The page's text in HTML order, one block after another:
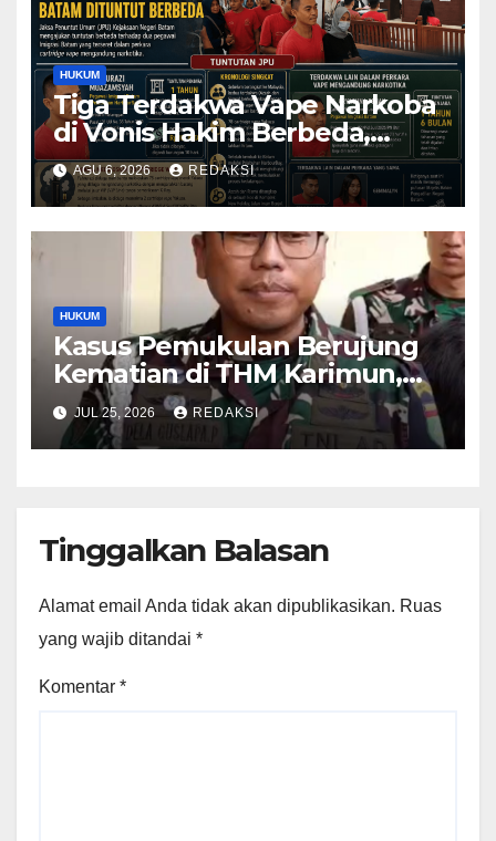
HUKUM
Tiga Terdakwa Vape Narkoba
di Vonis Hakim Berbeda,
Oknum Pegawai Imigrasi
Batam Paling Ringan
AGU 6, 2026 REDAKSI
HUKUM
Kasus Pemukulan Berujung
Kematian di THM Karimun,
Oknum Perwira TNI Resmi
Jadi Tersangka
JUL 25, 2026 REDAKSI
Tinggalkan Balasan
Alamat email Anda tidak akan dipublikasikan. Ruas
yang wajib ditandai *
Komentar *